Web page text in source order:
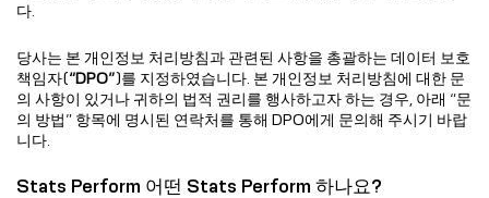
다.
당사는 본 개인정보 처리방침과 관련된 사항을 총괄하는 데이터 보호
책임자(“DPO”)를 지정하였습니다. 본 개인정보 처리방침에 대한 문
의 사항이 있거나 귀하의 법적 권리를 행사하고자 하는 경우, 아래 “문
의 방법” 항목에 명시된 연락처를 통해 DPO에게 문의해 주시기 바랍
니다.
Stats Perform 어떤 Stats Perform 하나요?